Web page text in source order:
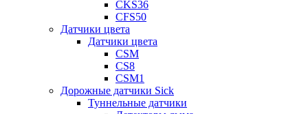
CKS36
CFS50
Датчики цвета
Датчики цвета
CSM
CS8
CSM1
Дорожные датчики Sick
Туннельные датчики